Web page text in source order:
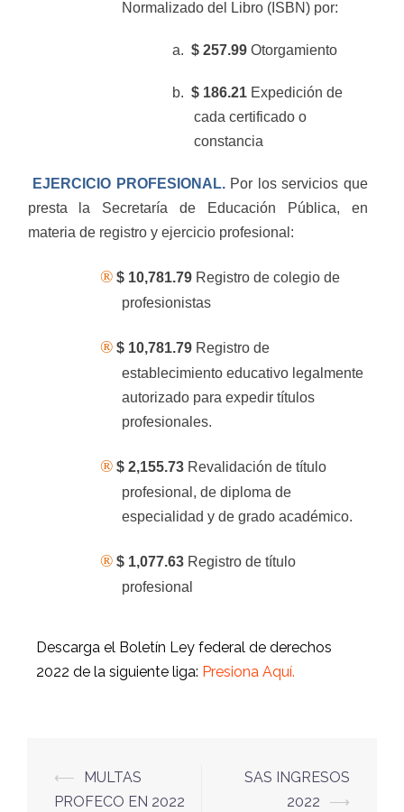
Normalizado del Libro (ISBN) por:
a. $ 257.99Otorgamiento
b. $ 186.21 Expedición de
cada certificado o
constancia
EJERCICIO PROFESIONAL. Por los servicios que
presta la Secretaría de Educación Pública, en
materia de registro y ejercicio profesional:
® $ 10,781.79 Registro de colegio de
profesionistas
® $ 10,781.79 Registro de
establecimiento educativo legalmente
autorizado para expedir títulos
profesionales.
® $ 2,155.73 Revalidación de título
profesional, de diploma de
especialidad y de grado académico.
® $ 1,077.63 Registro de título
profesional
Descarga el Boletín Ley federal de derechos
2022 de la siguiente liga: Presiona Aquí.
⟵
MULTAS
PROFECO EN 2022
SAS INGRESOS
2022
⟶